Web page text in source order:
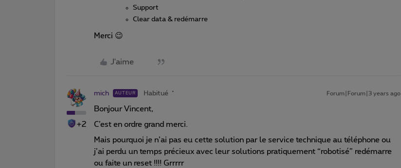
Support
Clear data & redémarre
Merci 😉
J'aime
+2
mich AUTEUR Habitué Forum|Forum|3 years ago
Bonjour Vincent,
C’est en ordre grand merci.
Mais pourquoi je n’ai pas eu cette solution par le service technique au téléphone ou
j’ai perdu un temps précieux avec leur solutions pratiquement “robotisé” redémarre
ou faite un reset !!!! Grrrrr